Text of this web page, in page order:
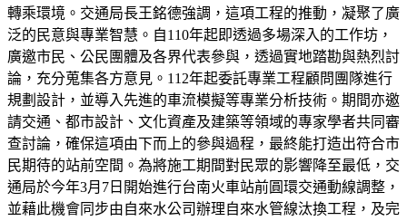
轉乘環境。交通局長王銘德強調，這項工程的推動，凝聚了廣
泛的民意與專業智慧。自110年起即透過多場深入的工作坊，
廣邀市民、公民團體及各界代表參與，透過實地踏勘與熱烈討
論，充分蒐集各方意見。112年起委託專業工程顧問團隊進行
規劃設計，並導入先進的車流模擬等專業分析技術。期間亦邀
請交通、都市設計、文化資產及建築等領域的專家學者共同審
查討論，確保這項由下而上的參與過程，最終能打造出符合市
民期待的站前空間。為將施工期間對民眾的影響降至最低，交
通局於今年3月7日開始進行台南火車站前圓環交通動線調整，
並藉此機會同步由自來水公司辦理自來水管線汰換工程，及完